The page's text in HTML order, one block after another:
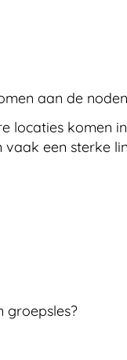
aan de
locaties komen
een sterke
groepsles?